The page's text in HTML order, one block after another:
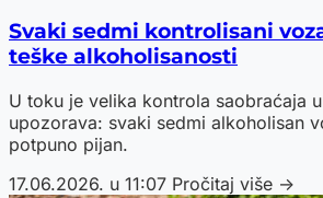
Svaki sedmi kontrolisani
teške alkoholisanosti
U toku je velika kontrola saobraćaja
upozorava: svaki sedmi alkoholisan
potpuno pijan.
17.06.2026. u 11:07 Pročitaj više →